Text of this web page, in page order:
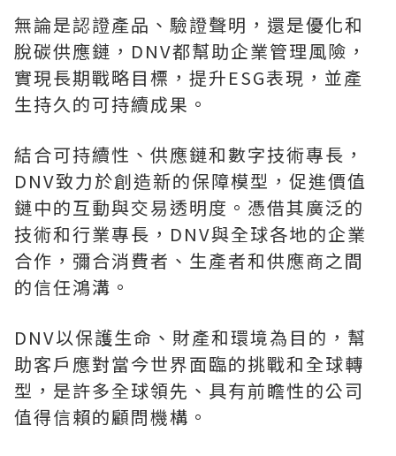
無論是認證產品、驗證聲明，還是優化和
脫碳供應鏈，DNV都幫助企業管理風險，
實現長期戰略目標，提升ESG表現，並產
生持久的可持續成果。
結合可持續性、供應鏈和數字技術專長，
DNV致力於創造新的保障模型，促進價值
鏈中的互動與交易透明度。憑借其廣泛的
技術和行業專長，DNV與全球各地的企業
合作，彌合消費者、生產者和供應商之間
的信任鴻溝。
DNV以保護生命、財產和環境為目的，幫
助客戶應對當今世界面臨的挑戰和全球轉
型，是許多全球領先、具有前瞻性的公司
值得信賴的顧問機構。